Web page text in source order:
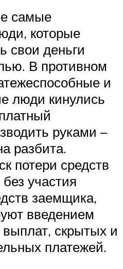
самые
которые
свои деньги
В противном
и
люди кинулись
руками –
разбита.
потери средств
участия
заемщика,
введением
скрытых и
платежей.